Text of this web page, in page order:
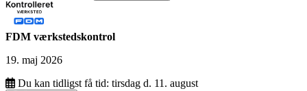
FDM værkstedskontrol
19. maj 2026
Du kan tidligst få tid: tirsdag d. 11. august